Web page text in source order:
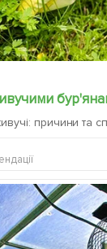
причини та